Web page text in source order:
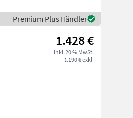
Premium Plus Händler
1.428 €
inkl. 20 % MwSt.
1.190 € exkl.